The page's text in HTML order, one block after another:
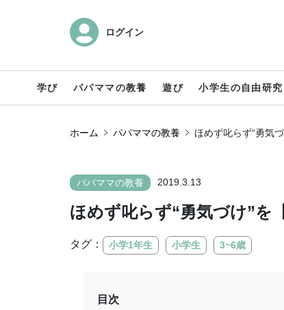
ログイン
学び パパママの教養 遊び 小学生の自由研
ホーム パパママの教養 ほめず叱らず“勇気
パパママの教養 2019.3.13
ほめず叱らず“勇気づけ”を
タグ： 小学1年生 小学生 3~6歳
目次